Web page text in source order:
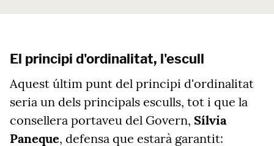
El principi d'ordinalitat, l'escull
Aquest últim punt del principi d'ordinalitat
seria un dels principals esculls, tot i que la
consellera portaveu del Govern, Sílvia
Paneque, defensa que estarà garantit: